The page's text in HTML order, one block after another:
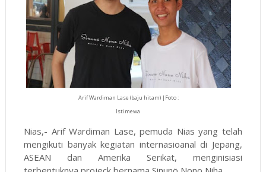
Arif Wardiman Lase (baju hitam) |Foto :
Istimewa
Nias,- Arif Wardiman Lase, pemuda Nias yang telah
mengikuti banyak kegiatan internasioanal di Jepang,
ASEAN dan Amerika Serikat, menginisiasi